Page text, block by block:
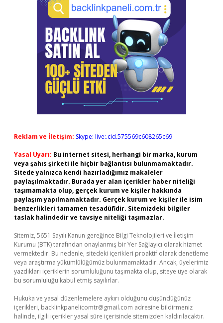
Reklam ve İletişim: Skype: live:.cid.575569c608265c69
Yasal Uyarı: Bu internet sitesi, herhangi bir marka, kurum
veya şahıs şirketi ile hiçbir bağlantısı bulunmamaktadır.
Sitede yalnızca kendi hazırladığımız makaleler
paylaşılmaktadır. Burada yer alan içerikler haber niteliği
taşımamakta olup, gerçek kurum ve kişiler hakkında
paylaşım yapılmamaktadır. Gerçek kurum ve kişiler ile isim
benzerlikleri tamamen tesadüfidir. Sitemizdeki bilgiler
taslak halindedir ve tavsiye niteliği taşımazlar.
Sitemiz, 5651 Sayılı Kanun gereğince Bilgi Teknolojileri ve İletişim
Kurumu (BTK) tarafından onaylanmış bir Yer Sağlayıcı olarak hizmet
vermektedir. Bu nedenle, sitedeki içerikleri proaktif olarak denetleme
veya araştırma yükümlülüğümüz bulunmamaktadır. Ancak, üyelerimiz
yazdıkları içeriklerin sorumluluğunu taşımakta olup, siteye üye olarak
bu sorumluluğu kabul etmiş sayılırlar.
Hukuka ve yasal düzenlemelere aykırı olduğunu düşündüğünüz
içerikleri, backlinkpanelicomtr@gmail.com adresine bildirmeniz
halinde, ilgili içerikler yasal süre içerisinde sitemizden kaldırılacaktır.